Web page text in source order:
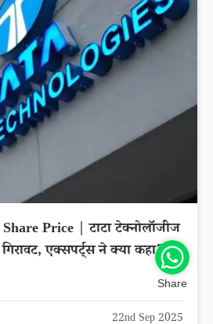
Price | टाटा टेक्नोलॉजीज
एक्सपर्ट्स ने क्या कहा?
22nd Sep 2025
Share